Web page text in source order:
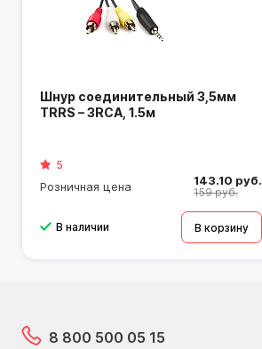
Шнур соединительный 3,5мм
TRRS – 3RCA, 1.5м
5
Розничная цена 143.10 руб.
159 руб.
В наличии В корзину
8 800 500 05 15